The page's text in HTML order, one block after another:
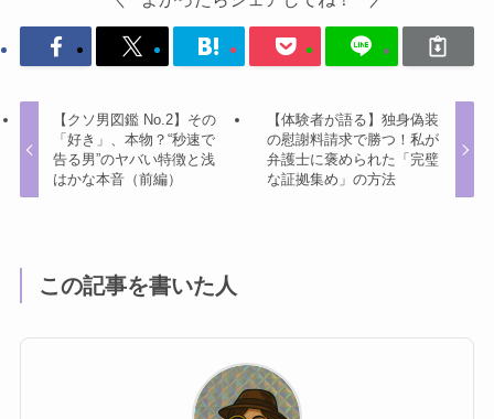
【クソ男図鑑 No.2】その
「好き」、本物？“秒速で
告る男”のヤバい特徴と浅
はかな本音（前編）
【体験者が語る】独身偽装
の慰謝料請求で勝つ！私が
弁護士に褒められた「完璧
な証拠集め」の方法
この記事を書いた人